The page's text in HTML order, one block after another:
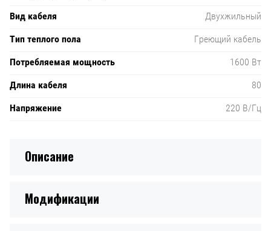
Вид кабеля
Двухжильный
Тип теплого пола
Греющий кабель
Потребляемая мощность
1600 Вт
Длина кабеля
80
Напряжение
220 В/Гц
Описание
Модификации